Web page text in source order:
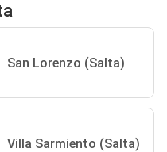
San Lorenzo (Salta)
Villa Sarmiento (Salta)